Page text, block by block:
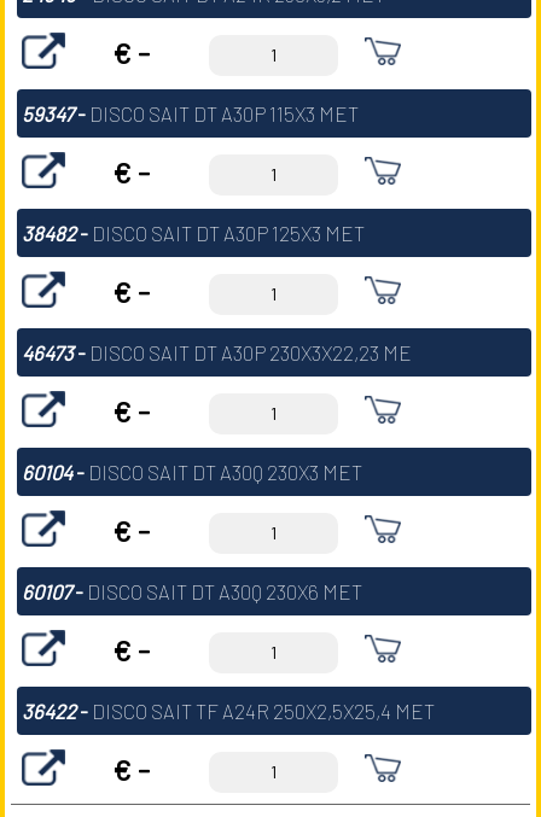
€ -
59347- DISCO SAIT DT A30P 115X3 MET
€ -
38482- DISCO SAIT DT A30P 125X3 MET
€ -
46473- DISCO SAIT DT A30P 230X3X22,23 ME
€ -
60104- DISCO SAIT DT A30Q 230X3 MET
€ -
60107- DISCO SAIT DT A30Q 230X6 MET
€ -
36422- DISCO SAIT TF A24R 250X2,5X25,4 MET
€ -